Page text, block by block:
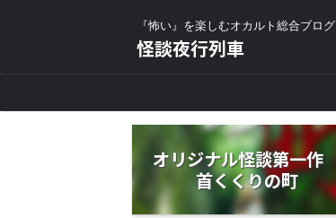
『怖い』を楽しむオカルト総合ブログ
怪談夜行列車
オリジナル怪談第一作
首くくりの町